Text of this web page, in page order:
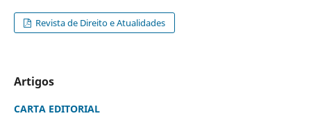
Revista de Direito e Atualidades
Artigos
CARTA EDITORIAL